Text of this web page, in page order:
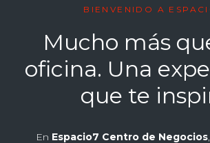
BIENVENIDO A
Mucho más
oficina. Una
que te
En Espacio7 Centro de Negocios